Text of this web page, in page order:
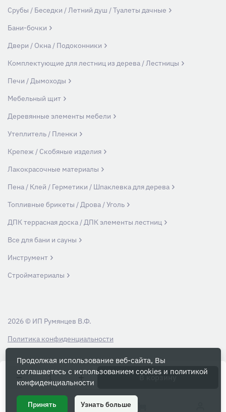
В корзину
Срубы / Беседки / Летний душ / Туалеты дачные
Бани-бочки
Двери / Окна / Подоконники
Комплектующие для лестниц из дерева / Лестницы
Печи / Дымоходы
Мебельный щит
Деревянные элементы мебели
Утеплитель / Пленки
Крепеж / Скобяные изделия
Лакокрасочные материалы
Пена / Клей / Герметики / Шпаклевка для дерева
Топливные брикеты / Дрова / Уголь
ДПК террасная доска / ДПК элементы лестниц
Все для бани и сауны
Инструмент
Стройматериалы
Вся информация на данном сайте носит ознакомительный характер и ни
при каких условиях не является публичной офертой, определяемой
положениями Статьи 437 Гражданского кодекса РФ.
Политика конфиденциальности
2026 © ИП Румянцев В.Ф.
Продолжая использование веб-сайта, Вы
соглашаетесь с использованием cookies и политикой
конфиденциальности
Принять Узнать больше